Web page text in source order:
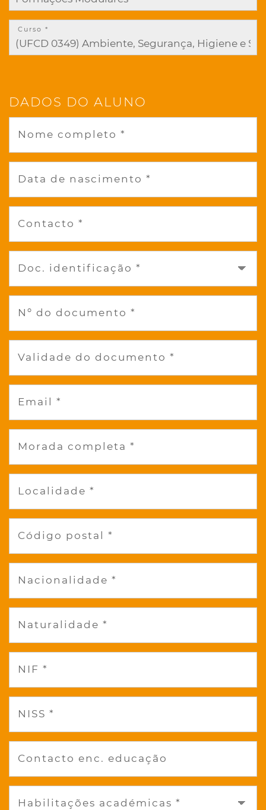
Curso *
DADOS DO ALUNO
Nome completo *
Data de nascimento *
Contacto *
Doc. identificação *
Nº do documento *
Validade do documento *
Email *
Morada completa *
Localidade *
Código postal *
Nacionalidade *
Naturalidade *
NIF *
NISS *
Contacto enc. educação
Habilitações académicas *